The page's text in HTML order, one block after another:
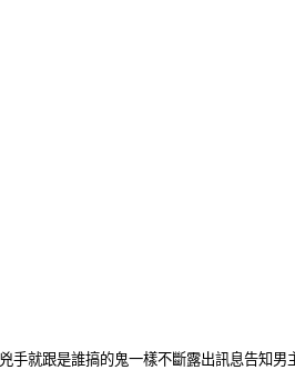
就跟是誰搞的鬼一樣不斷露出訊息告知男